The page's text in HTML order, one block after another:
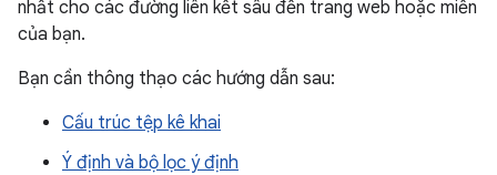
nhất cho các đường liên kết sâu đến trang web hoặc miền
của bạn.
Bạn cần thông thạo các hướng dẫn sau:
Cấu trúc tệp kê khai
Ý định và bộ lọc ý định